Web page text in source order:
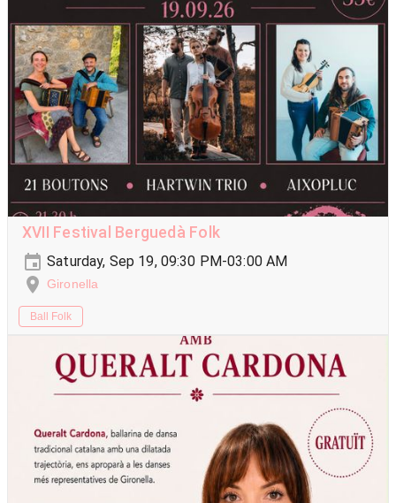
XVII Festival Berguedà Folk
Saturday, Sep 19, 09:30 PM-03:00 AM
Gironella
Ball Folk